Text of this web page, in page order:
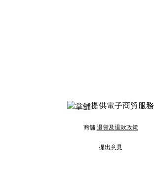
提供電子商貿服務
商舖 退貨及退款政策
提出意見